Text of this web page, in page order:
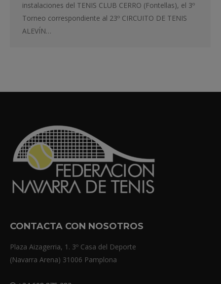
instalaciones del TENIS CLUB CERRO (Fontellas), el 3º
Torneo correspondiente al 23º CIRCUITO DE TENIS
ALEVÍN…
CONTACTA CON NOSOTROS
Plaza Aizagerria, 1. 3º Casa del Deporte
(Navarra Arena) 31006 Pamplona